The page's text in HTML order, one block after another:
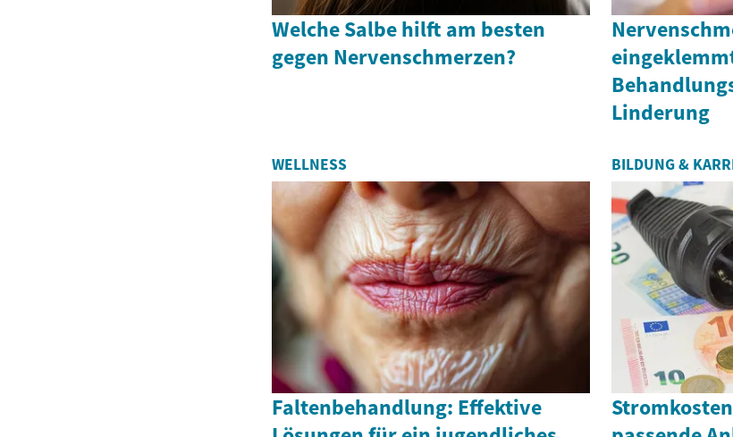
Welche Salbe hilft am besten
gegen Nervenschmerzen?
Linderung
WELLNESS
Faltenbehandlung: Effektive
BILDUNG &